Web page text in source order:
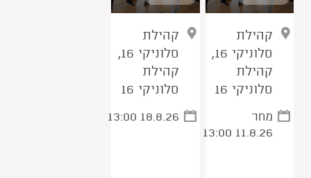
קהילת
סלוניקי 16,
קהילת
סלוניקי 16
מחר
13:00 11.8.26
קהילת
סלוניקי 16,
קהילת
סלוניקי 16
13:00 18.8.26